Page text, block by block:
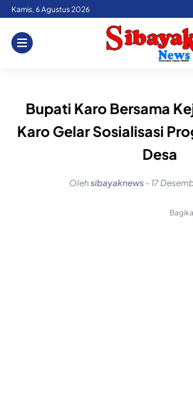
Skip
content
Kamis, 6 Agustus 2026
Bupati Karo Bersama
Karo Gelar Sosialisasi
Desa
Olehsibayaknews - 17